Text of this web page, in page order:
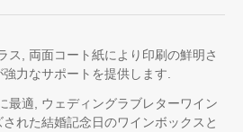
ス, 両面コート紙により印刷の鮮明さ
力なサポートを提供します.
最適, ウェディングラブレターワイン
れた結婚記念日のワインボックスと